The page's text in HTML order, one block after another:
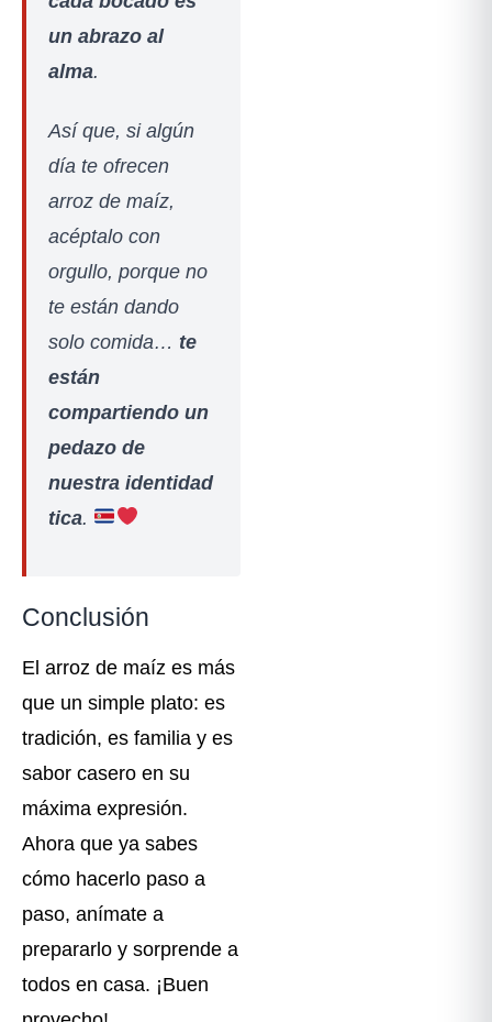
un abrazo al
alma.
Así que, si algún
día te ofrecen
arroz de maíz,
acéptalo con
orgullo, porque no
te están dando
solo comida… te
están
compartiendo un
pedazo de
nuestra identidad
tica.
Conclusión
El arroz de maíz es más
que un simple plato: es
tradición, es familia y es
sabor casero en su
máxima expresión.
Ahora que ya sabes
cómo hacerlo paso a
paso, anímate a
prepararlo y sorprende a
todos en casa. ¡Buen